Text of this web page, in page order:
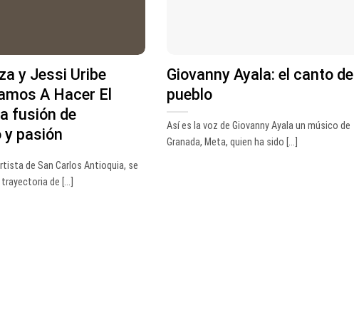
y Jessi Uribe
A Hacer El
fusión de
y pasión
de San Carlos Antioquia, se
de [...]
Giovanny Ayala: el canto del
pueblo
Así es la voz de Giovanny Ayala un músico de
Granada, Meta, quien ha sido [...]